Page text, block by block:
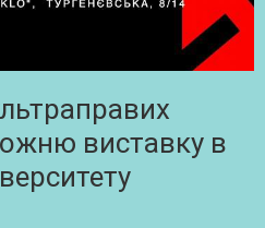
виставку в